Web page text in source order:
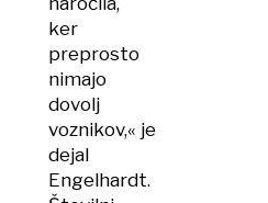
ker
preprosto
nimajo
dovolj
voznikov,« je
dejal
Engelhardt.